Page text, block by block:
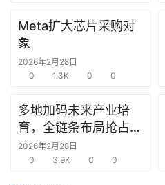
报
告
之
窗
Meta扩大芯片采购对
象
2026年2月28日
0
1.3K 0 0
多地加码未来产业培
育，全链条布局抢占新
赛道先机
2026年2月28日
0
3.9K 0 0